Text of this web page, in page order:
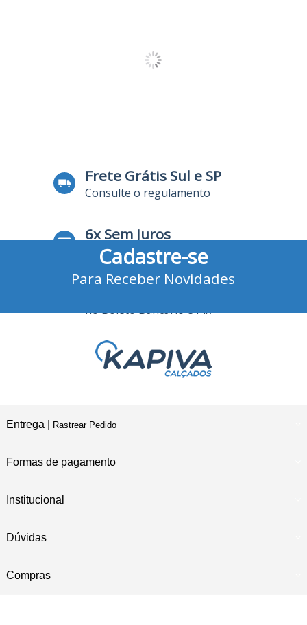
Frete Grátis Sul e SP
Consulte o regulamento
6x Sem Juros
no Cartão de Crédito
no Boleto Bancário e Pix
Cadastre-se
Para Receber Novidades
Entrega | Rastrear Pedido
Formas de pagamento
Institucional
Dúvidas
Compras